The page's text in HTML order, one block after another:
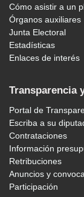
Cómo asistir a un
Órganos auxiliares
Junta Electoral
Estadísticas
Enlaces de interés
Transparencia
Portal de
Escriba a su
Contrataciones
Información
Retribuciones
Anuncios y
Participación